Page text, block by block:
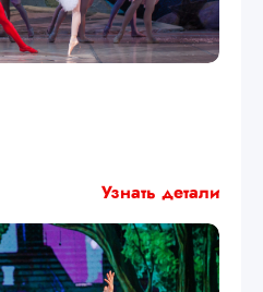
Узнать детали